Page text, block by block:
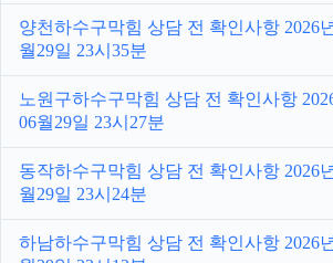
양천하수구막힘 상담 전 확인사항 2026
월29일 23시35분
노원구하수구막힘 상담 전 확인사항
06월29일 23시27분
동작하수구막힘 상담 전 확인사항 2026
월29일 23시24분
하남하수구막힘 상담 전 확인사항 2026